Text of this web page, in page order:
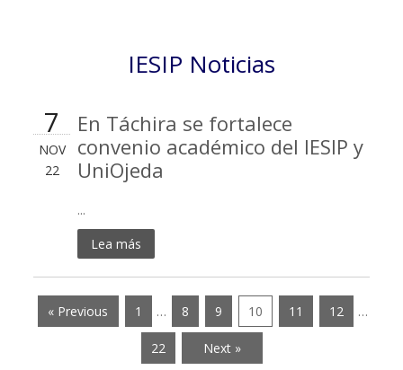
IESIP Noticias
7
NOV
22
En Táchira se fortalece
convenio académico del IESIP y
UniOjeda
...
Lea más
« Previous 1 … 8 9 10 11 12 …
22 Next »